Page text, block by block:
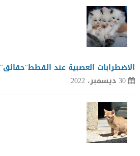
الاضطرابات العصبية عند القطط"حقائق"
30 ديسمبر، 2022